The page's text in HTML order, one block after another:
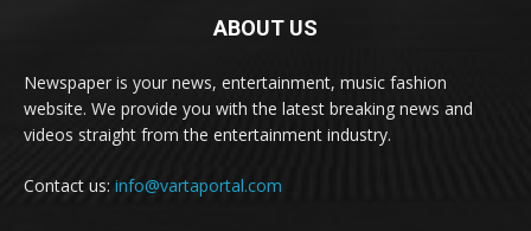
ABOUT US
Newspaper is your news, entertainment, music fashion
website. We provide you with the latest breaking news and
videos straight from the entertainment industry.
Contact us: info@vartaportal.com